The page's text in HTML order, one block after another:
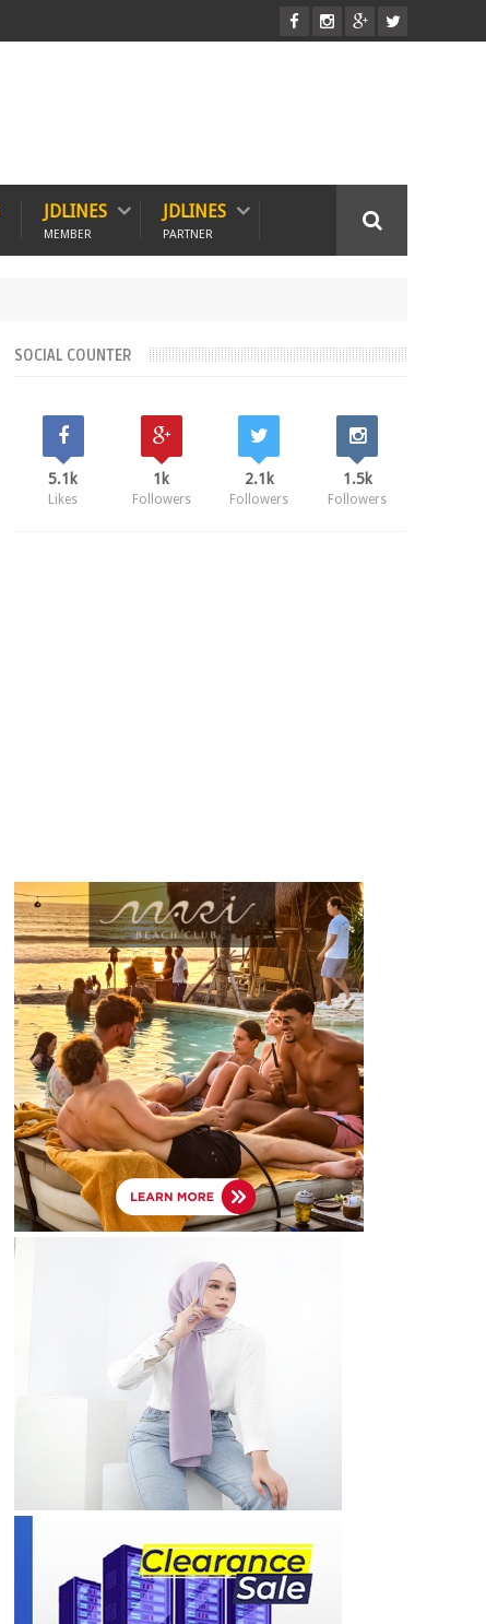
JDLINES
MEMBER
JDLINES
PARTNER
SOCIAL COUNTER
5.1k
Likes
1k
Followers
2.1k
Followers
1.5k
Followers